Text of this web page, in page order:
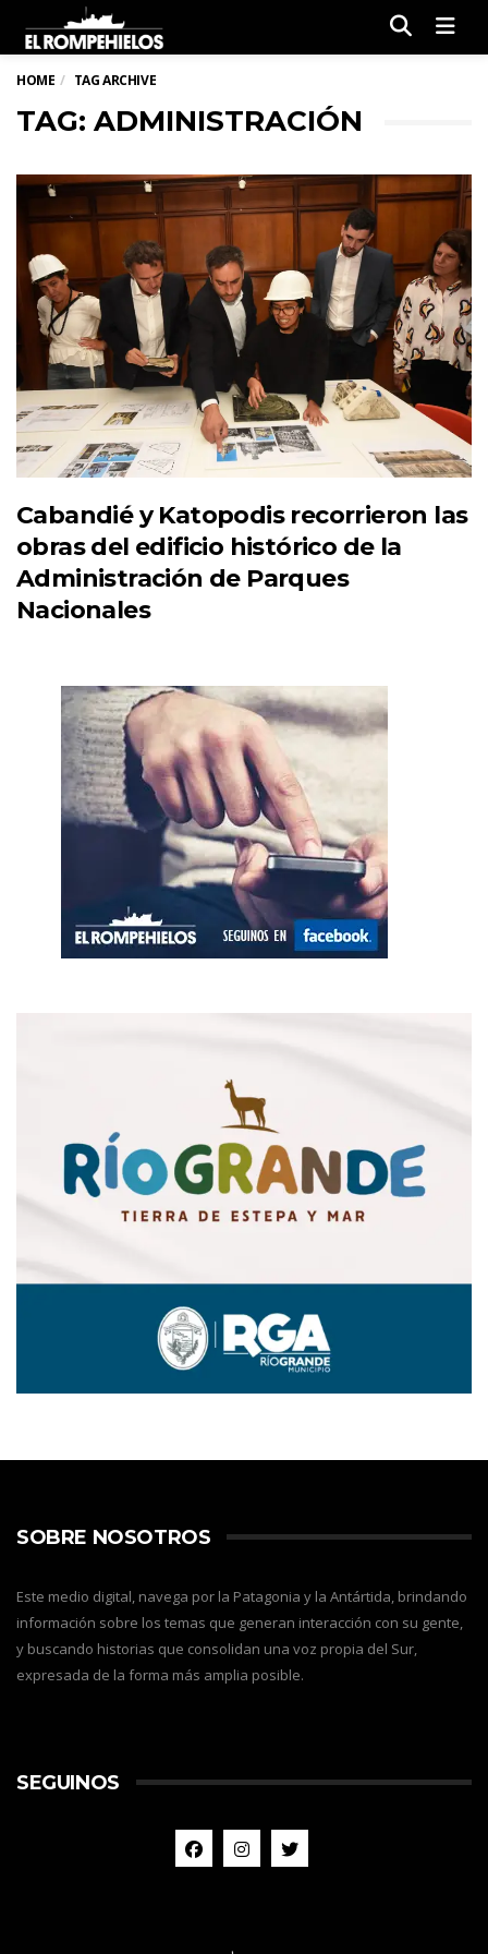
HOME TAG ARCHIVE
TAG: ADMINISTRACIÓN
Cabandié y Katopodis recorrieron las
obras del edificio histórico de la
Administración de Parques
Nacionales
SOBRE NOSOTROS
Este medio digital, navega por la Patagonia y la Antártida, brindando
información sobre los temas que generan interacción con su gente,
y buscando historias que consolidan una voz propia del Sur,
expresada de la forma más amplia posible.
SEGUINOS